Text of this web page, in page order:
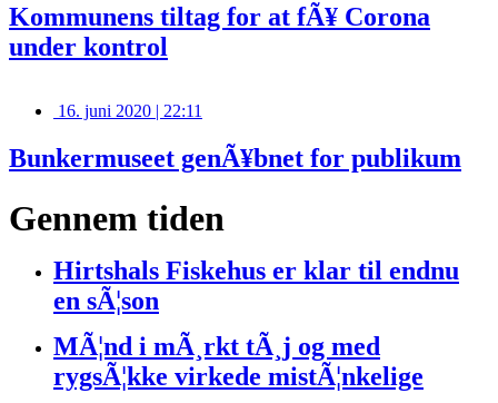
Kommunens tiltag for at fÃ¥ Corona
under kontrol
16. juni 2020 | 22:11
Bunkermuseet genÃ¥bnet for publikum
Gennem tiden
Hirtshals Fiskehus er klar til endnu
en sÃ¦son
MÃ¦nd i mÃ¸rkt tÃ¸j og med
rygsÃ¦kke virkede mistÃ¦nkelige